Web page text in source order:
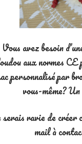
Vous avez besoin
aux normes CE
personnalisé par
vous-même?
ravie de créer
mail à